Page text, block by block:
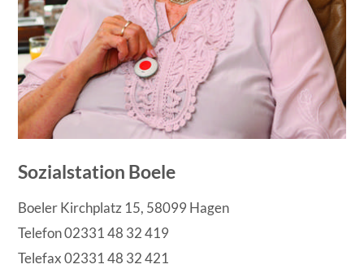
Sozialstation Boele
Boeler Kirchplatz 15, 58099 Hagen
Telefon 02331 48 32 419
Telefax 02331 48 32 421